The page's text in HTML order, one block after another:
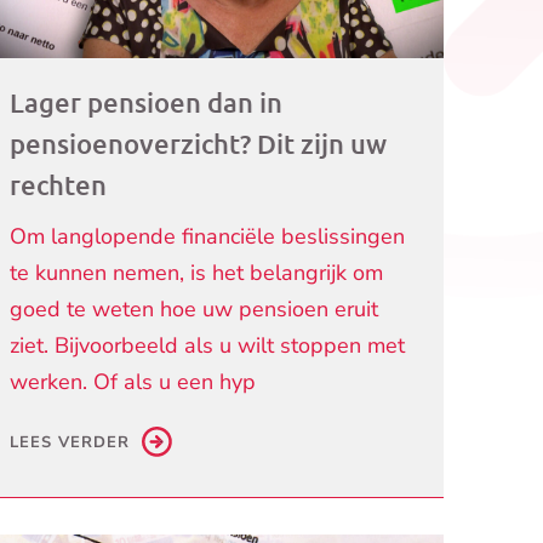
Lager pensioen dan in
pensioenoverzicht? Dit zijn uw
rechten
Om langlopende financiële beslissingen
te kunnen nemen, is het belangrijk om
goed te weten hoe uw pensioen eruit
ziet. Bijvoorbeeld als u wilt stoppen met
werken. Of als u een hyp
LEES VERDER